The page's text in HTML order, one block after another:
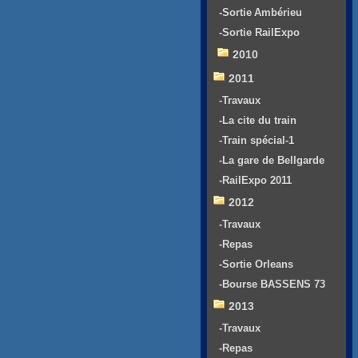
-Sortie Ambérieu
-Sortie RailExpo
2010
2011
-Travaux
-La cite du train
-Train spécial-1
-La gare de Bellgarde
-RailExpo 2011
2012
-Travaux
-Repas
-Sortie Orleans
-Bourse BASSENS 73
2013
-Travaux
-Repas